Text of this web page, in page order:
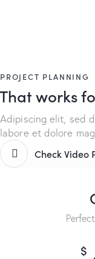
$
PROJECT PLANNING
That works
Adipiscing elit, sed
labore et dolore
Check Video